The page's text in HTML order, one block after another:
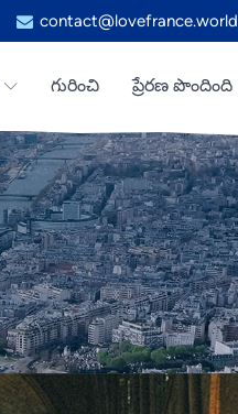
contact@lovefrance.world
గురించి ప్రేరణ పొందింది